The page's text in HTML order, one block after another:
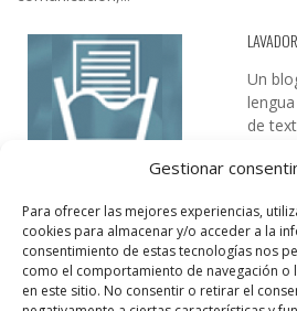
Gestionar
Para ofrecer las mejores experiencias,
cookies para almacenar y/o acceder a la
consentimiento de estas tecnologías nos
como el comportamiento de navegación o
en este sitio. No consentir o retirar el
Un
de
DESIREE MARTÍN